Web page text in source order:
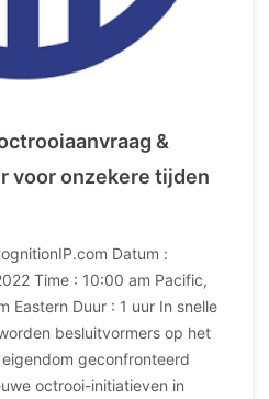
&
voor onzekere tijden
Datum :
Time : 10:00 am Pacific,
Eastern Duur : 1 uur In snelle
besluitvormers op het
geconfronteerd
octrooi-initiatieven in